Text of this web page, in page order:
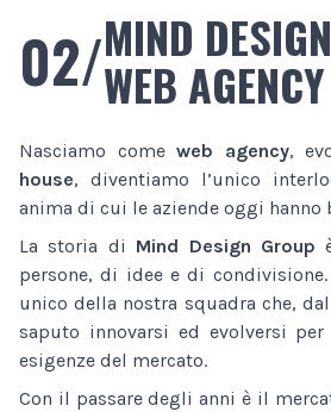
02/MIND DESIGN
WEB AGENCY
Nasciamo come web agency,
house, diventiamo l’unico
anima di cui le aziende oggi hanno
La storia di Mind Design Group
persone, di idee e di
unico della nostra squadra che,
saputo innovarsi ed evolversi
esigenze del mercato.
Con il passare degli anni è il